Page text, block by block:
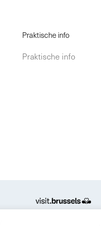
Praktische info
Praktische info